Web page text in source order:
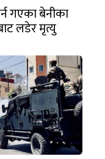
गएका बेनीका
लडेर मृत्यु